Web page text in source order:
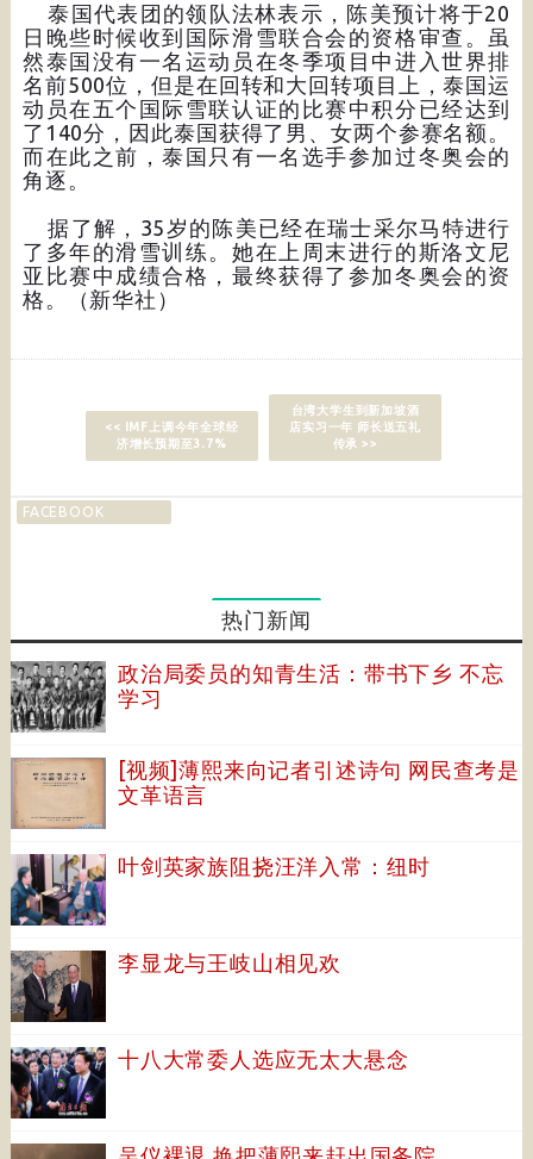
泰国代表团的领队法林表示，陈美预计将于20
日晚些时候收到国际滑雪联合会的资格审查。虽
然泰国没有一名运动员在冬季项目中进入世界排
名前500位，但是在回转和大回转项目上，泰国运
动员在五个国际雪联认证的比赛中积分已经达到
了140分，因此泰国获得了男、女两个参赛名额。
而在此之前，泰国只有一名选手参加过冬奥会的
角逐。
据了解，35岁的陈美已经在瑞士采尔马特进行
了多年的滑雪训练。她在上周末进行的斯洛文尼
亚比赛中成绩合格，最终获得了参加冬奥会的资
格。（新华社）
<< IMF上调今年全球经
济增长预期至3.7%
台湾大学生到新加坡酒
店实习一年 师长送五礼
传承 >>
FACEBOOK
热门新闻
政治局委员的知青生活：带书下乡 不忘
学习
[视频]薄熙来向记者引述诗句 网民查考是
文革语言
叶剑英家族阻挠汪洋入常：纽时
李显龙与王岐山相见欢
十八大常委人选应无太大悬念